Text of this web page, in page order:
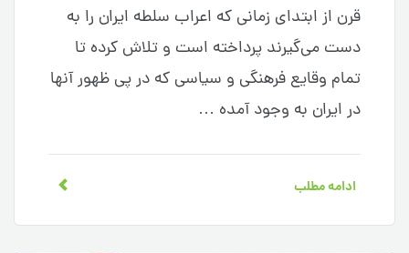
قرن از ابتدای زمانی که اعراب سلطه ایران را به
دست می‌گیرند پرداخته است و تلاش کرده تا
تمام وقایع فرهنگی و سیاسی که در پی ظهور آنها
در ایران به وجود آمده …
ادامه مطلب